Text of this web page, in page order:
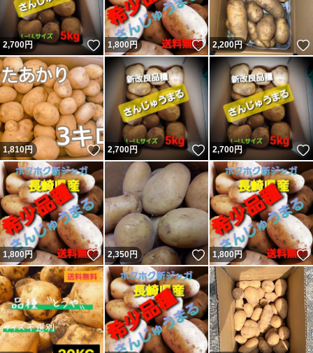
2,700円 いいね！
1,800 円 いいね！
2,200円
1,810円 いいね！
2,700円 いいね！
2,700円
1,800 円 いいね！
2,350円 いいね！
1,800 円